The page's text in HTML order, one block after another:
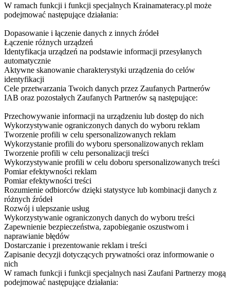
W ramach funkcji i funkcji specjalnych Krainamateracy.pl może
podejmować następujące działania:
Dopasowanie i łączenie danych z innych źródeł
Łączenie różnych urządzeń
Identyfikacja urządzeń na podstawie informacji przesyłanych
automatycznie
Aktywne skanowanie charakterystyki urządzenia do celów
identyfikacji
Cele przetwarzania Twoich danych przez Zaufanych Partnerów
IAB oraz pozostałych Zaufanych Partnerów są następujące:
Przechowywanie informacji na urządzeniu lub dostęp do nich
Wykorzystywanie ograniczonych danych do wyboru reklam
Tworzenie profili w celu spersonalizowanych reklam
Wykorzystanie profili do wyboru spersonalizowanych reklam
Tworzenie profili w celu personalizacji treści
Wykorzystywanie profili w celu doboru spersonalizowanych treści
Pomiar efektywności reklam
Pomiar efektywności treści
Rozumienie odbiorców dzięki statystyce lub kombinacji danych z
różnych źródeł
Rozwój i ulepszanie usług
Wykorzystywanie ograniczonych danych do wyboru treści
Zapewnienie bezpieczeństwa, zapobieganie oszustwom i
naprawianie błędów
Dostarczanie i prezentowanie reklam i treści
Zapisanie decyzji dotyczących prywatności oraz informowanie o
nich
W ramach funkcji i funkcji specjalnych nasi Zaufani Partnerzy mogą
podejmować następujące działania: